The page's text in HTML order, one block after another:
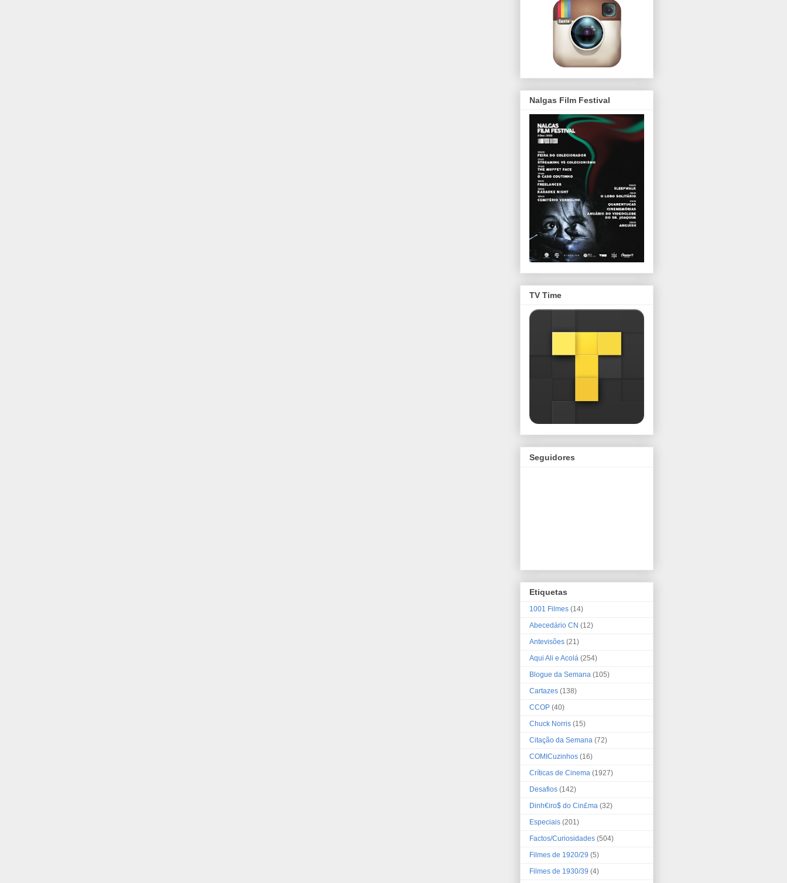
Nalgas Film Festival
TV Time
Seguidores
Etiquetas
1001 Filmes (14)
Abecedário CN (12)
Antevisões (21)
Aqui Ali e Acolá (254)
Blogue da Semana (105)
Cartazes (138)
CCOP (40)
Chuck Norris (15)
Citação da Semana (72)
COMICuzinhos (16)
Críticas de Cinema (1927)
Desafios (142)
Dinh€iro$ do Cin£ma (32)
Especiais (201)
Factos/Curiosidades (504)
Filmes de 1920/29 (5)
Filmes de 1930/39 (4)